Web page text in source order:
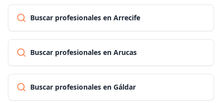
Buscar profesionales en Arrecife
Buscar profesionales en Arucas
Buscar profesionales en Gáldar